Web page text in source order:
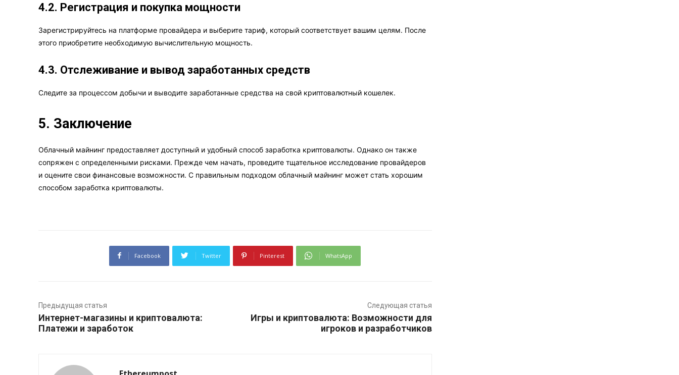
4.2. Регистрация и покупка мощности
Зарегистрируйтесь на платформе провайдера и выберите тариф, который соответствует вашим целям. После
этого приобретите необходимую вычислительную мощность.
4.3. Отслеживание и вывод заработанных средств
Следите за процессом добычи и выводите заработанные средства на свой криптовалютный кошелек.
5. Заключение
Облачный майнинг предоставляет доступный и удобный способ заработка криптовалюты. Однако он также
сопряжен с определенными рисками. Прежде чем начать, проведите тщательное исследование провайдеров
и оцените свои финансовые возможности. С правильным подходом облачный майнинг может стать хорошим
способом заработка криптовалюты.
Facebook Twitter Pinterest WhatsApp
Предыдущая статья
Интернет-магазины и криптовалюта:
Платежи и заработок
Следующая статья
Игры и криптовалюта: Возможности для
игроков и разработчиков